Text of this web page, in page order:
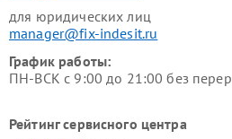
для юридических лиц
manager@fix-indesit.ru
График работы:
ПН-ВСК с 9:00 до 21:00 без
Рейтинг сервисного центра